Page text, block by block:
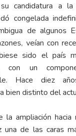
candidatura a la
congelada
de algunos
veían con
sido el país
un
Hace diez
bien distinto del
la ampliación hacia
una de las caras